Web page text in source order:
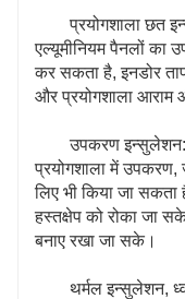
प्रयोगशाला छत
एल्यूमीनियम पैनलों का
कर सकता है, इनडोर
और प्रयोगशाला आराम
उपकरण इन्सुलेशन:
प्रयोगशाला में उपकरण,
लिए भी किया जा सकता
हस्तक्षेप को रोका जा
बनाए रखा जा सके।
थर्मल इन्सुलेशन,